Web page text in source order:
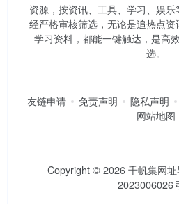
资源，按资讯、工具、学习、娱
经严格审核筛选，无论是追热点
学习资料，都能一键触达，是高
选。
友链申请 免责声明 隐私声明
网站地图
Copyright © 2026千帆集网
2023006026